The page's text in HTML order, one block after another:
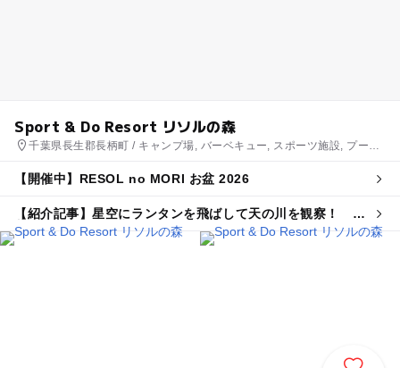
Sport & Do Resort リソルの森
千葉県長生郡長柄町 / キャンプ場, バーベキュー, スポーツ施設, プール,
【開催中】RESOL no MORI お盆 2026
【紹介記事】星空にランタンを飛ばして天の川を観察！ 千
葉・リソルの森で七夕まつりが開催